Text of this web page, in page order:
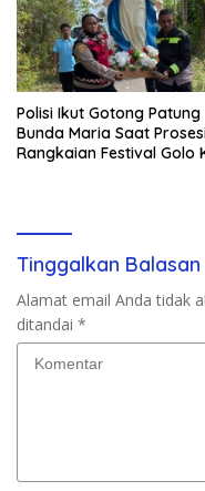
Polisi Ikut Gotong Patung
Bunda Maria Saat
Rangkaian Festival Golo
Tinggalkan Balasan
Alamat email Anda tidak
ditandai *